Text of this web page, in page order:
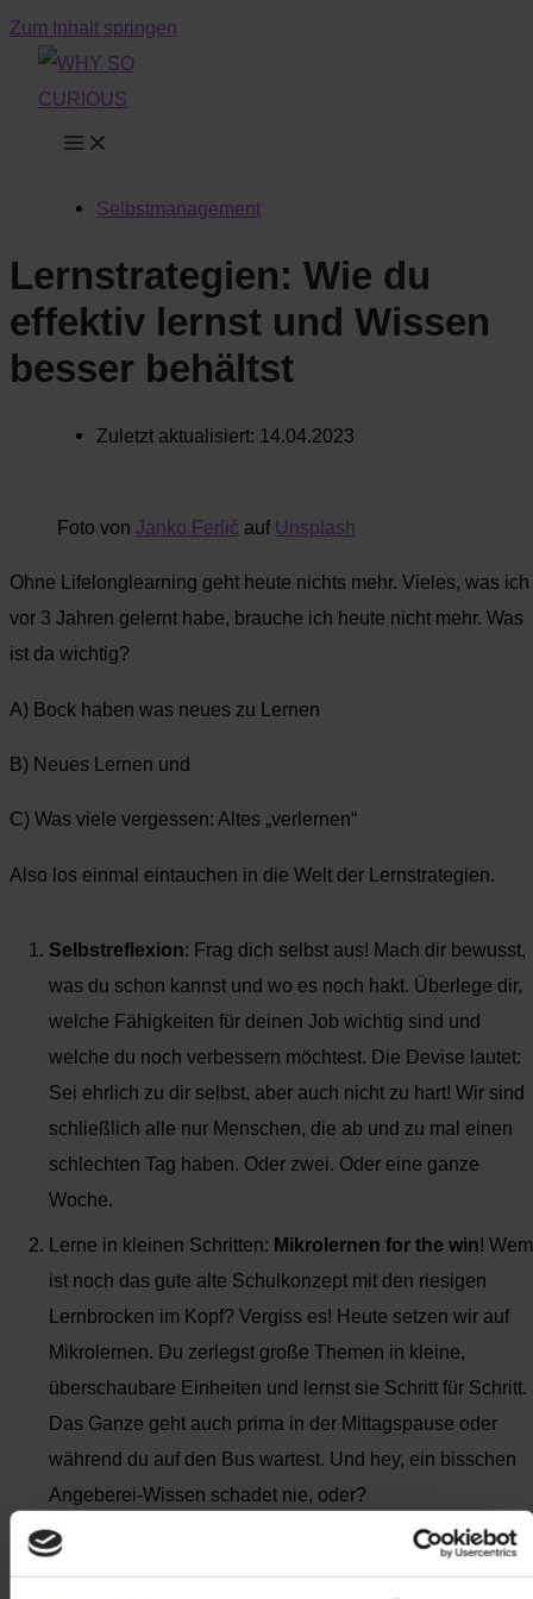
Zum Inhalt springen
Selbstmanagement
Lernstrategien: Wie du
effektiv lernst und Wissen
besser behältst
Zuletzt aktualisiert: 14.04.2023
Foto von Janko Ferlič auf Unsplash
Ohne Lifelonglearning geht heute nichts mehr. Vieles, was ich
vor 3 Jahren gelernt habe, brauche ich heute nicht mehr. Was
ist da wichtig?
A) Bock haben was neues zu Lernen
B) Neues Lernen und
C) Was viele vergessen: Altes „verlernen“
Also los einmal eintauchen in die Welt der Lernstrategien.
Selbstreflexion: Frag dich selbst aus! Mach dir bewusst,
was du schon kannst und wo es noch hakt. Überlege dir,
welche Fähigkeiten für deinen Job wichtig sind und
welche du noch verbessern möchtest. Die Devise lautet:
Sei ehrlich zu dir selbst, aber auch nicht zu hart! Wir sind
schließlich alle nur Menschen, die ab und zu mal einen
schlechten Tag haben. Oder zwei. Oder eine ganze
Woche.
Lerne in kleinen Schritten: Mikrolernen for the win! Wem
ist noch das gute alte Schulkonzept mit den riesigen
Lernbrocken im Kopf? Vergiss es! Heute setzen wir auf
Mikrolernen. Du zerlegst große Themen in kleine,
überschaubare Einheiten und lernst sie Schritt für Schritt.
Das Ganze geht auch prima in der Mittagspause oder
während du auf den Bus wartest. Und hey, ein bisschen
Angeberei-Wissen schadet nie, oder?
Lass dich inspirieren:
Podcasts, Blogs und Webinare
Umgeben dich mit Wissen! Hör dir Podcasts an, lies